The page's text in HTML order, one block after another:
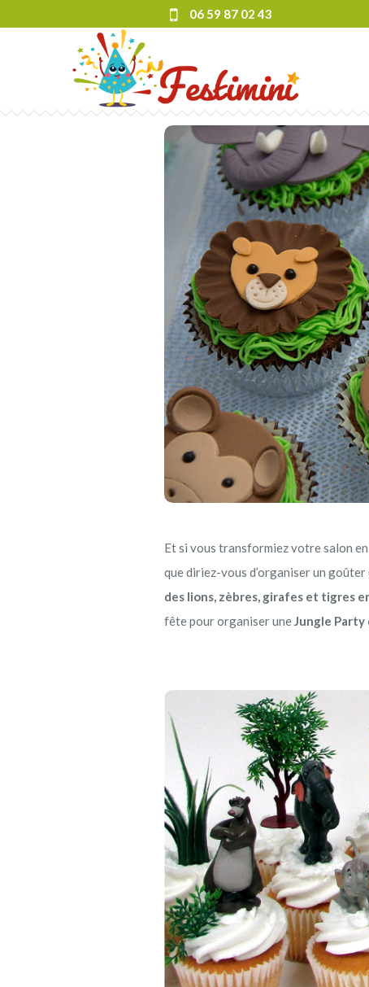
06 59 87 02 43
Et si vous transformiez votre salon en
que diriez-vous d’organiser un
des lions, zèbres, girafes et tigres
fête pour organiser uneJungle Party